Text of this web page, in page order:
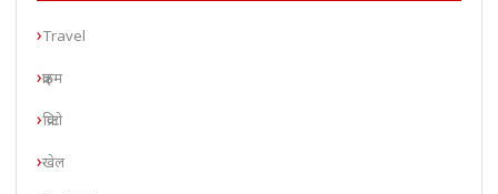
Travel
क्राइम
क्रिप्टो
खेल